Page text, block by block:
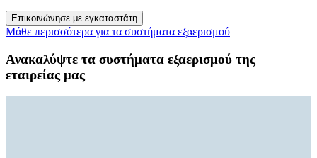
Επικοινώνησε με εγκαταστάτη
Μάθε περισσότερα για τα συστήματα εξαερισμού
Ανακαλύψτε τα συστήματα εξαερισμού της
εταιρείας μας